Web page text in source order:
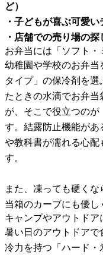
ど）
・子どもが喜ぶ可愛
・店舗での売り場の探
お弁当には「ソフト・
幼稚園や学校のお弁
タイプ」の保冷剤を
たときの水滴でお弁
が、そこで役立つの
す。結露防止機能が
や教科書が濡れる心配
す。
また、凍っても硬く
当箱のカーブにも優し
キャンプやアウトドア
暑い日のアウトドア
冷力を持つ「ハード・